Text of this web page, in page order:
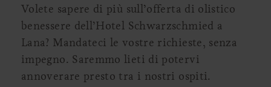
Volete sapere di più sull’offerta di olistico
benessere dell’Hotel Schwarzschmied a
Lana? Mandateci le vostre richieste, senza
impegno. Saremmo lieti di potervi
annoverare presto tra i nostri ospiti.